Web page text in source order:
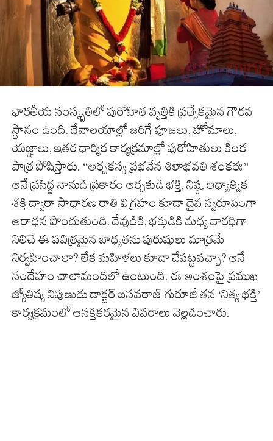
భారతీయ సంస్కృతిలో పురోహిత వృత్తికి ప్రత్యేకమైన గౌరవ
స్థానం ఉంది. దేవాలయాల్లో జరిగే పూజలు, హోమాలు,
యజ్ఞాలు, ఇతర ధార్మిక కార్యక్రమాల్లో పురోహితులు కీలక
పాత్ర పోషిస్తారు. “అర్చకస్య ప్రభవేన శిలాభవతి శంకరః”
అనే ప్రసిద్ధ నానుడి ప్రకారం అర్చకుడి భక్తి, నిష్ఠ, ఆధ్యాత్మిక
శక్తి ద్వారా సాధారణ రాతి విగ్రహం కూడా దైవ స్వరూపంగా
ఆరాధన పొందుతుంది. దేవుడికి, భక్తుడికి మధ్య వారధిగా
నిలిచే ఈ పవిత్రమైన బాధ్యతను పురుషులు మాత్రమే
నిర్వహించాలా? లేక మహిళలు కూడా చేపట్టవచ్చా? అనే
సందేహం చాలామందిలో ఉంటుంది. ఈ అంశంపై ప్రముఖ
జ్యోతిష్య నిపుణుడు డాక్టర్ బసవరాజ్ గురూజీ తన ‘నిత్య భక్తి’
కార్యక్రమంలో ఆసక్తికరమైన వివరాలు వెల్లడించారు.